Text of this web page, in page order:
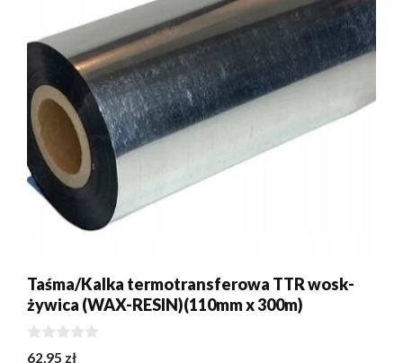
Taśma/Kalka termotransferowa TTR wosk-
żywica (WAX-RESIN)(110mm x 300m)
0
62,95 zł